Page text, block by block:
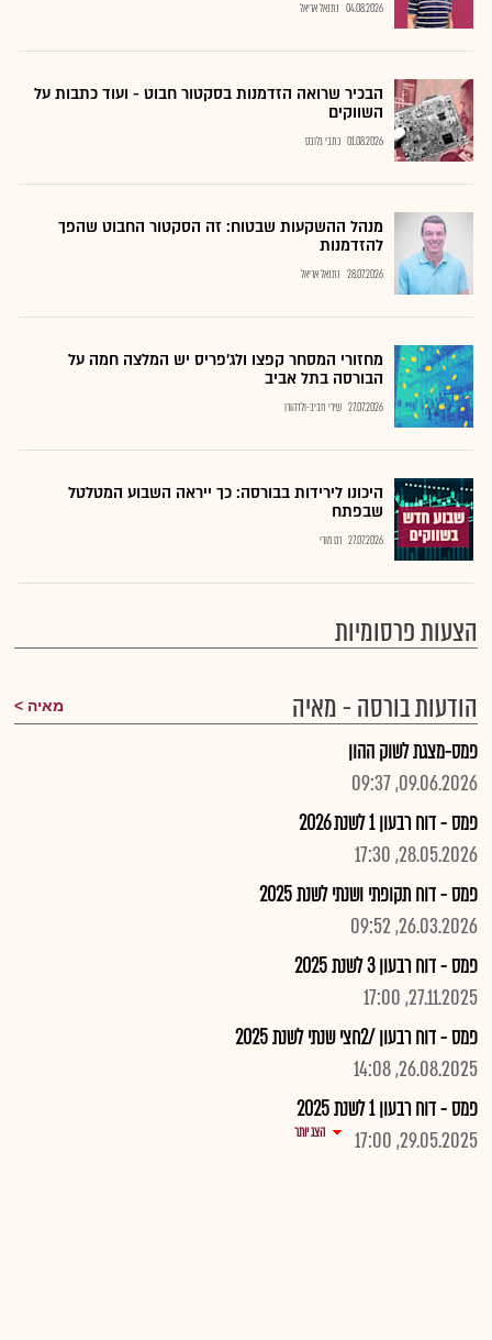
04.08.2026 נתנאל אריאל
הבכיר שרואה הזדמנות בסקטור חבוט - ועוד כתבות על
השווקים
01.08.2026 כתבי גלובס
מנהל ההשקעות שבטוח: זה הסקטור החבוט שהפך
להזדמנות
28.07.2026 נתנאל אריאל
מחזורי המסחר קפצו ולג'פריס יש המלצה חמה על
הבורסה בתל אביב
27.07.2026 שירי חביב-ולדהורן
היכונו לירידות בבורסה: כך ייראה השבוע המטלטל
שבפתח
27.07.2026 רם מורי
הצעות פרסומיות
הודעות בורסה - מאיה
מאיה
פמס-מצגת לשוק ההון
09.06.2026, 09:37
פמס - דוח רבעון 1 לשנת 2026
28.05.2026, 17:30
פמס - דוח תקופתי ושנתי לשנת 2025
26.03.2026, 09:52
פמס - דוח רבעון 3 לשנת 2025
27.11.2025, 17:00
פמס - דוח רבעון /2חצי שנתי לשנת 2025
26.08.2025, 14:08
פמס - דוח רבעון 1 לשנת 2025
29.05.2025, 17:00
הצג יותר